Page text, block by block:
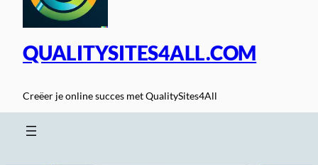
QUALITYSITES4ALL.COM
Creëer je online succes met QualitySites4All